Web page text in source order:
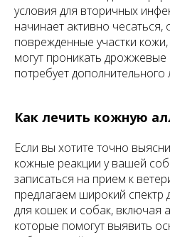
условия для вторичных
начинает активно чесаться,
поврежденные участки
могут проникать дрожжевые
потребует дополнительного
Как лечить кожную
Если вы хотите точно
кожные реакции у вашей
записаться на прием к
предлагаем широкий спектр
для кошек и собак, включая
которые помогут выявить